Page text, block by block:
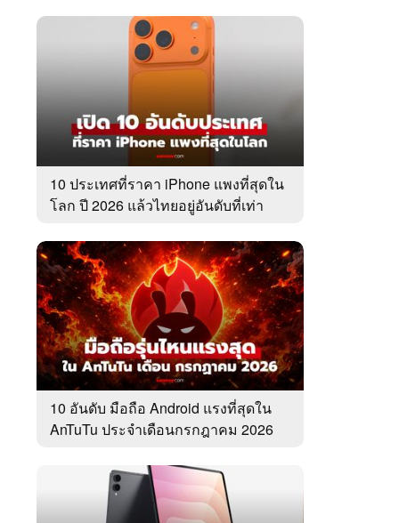
10 ประเทศที่ราคา iPhone แพงที่สุดใน
โลก ปี 2026 แล้วไทยอยู่อันดับที่เท่า
10 อันดับ มือถือ Android แรงที่สุดใน
AnTuTu ประจำเดือนกรกฎาคม 2026